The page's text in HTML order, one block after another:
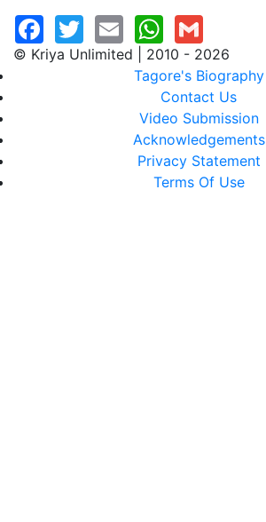
© Kriya Unlimited | 2010 - 2026
Tagore's Biography
Contact Us
Video Submission
Acknowledgements
Privacy Statement
Terms Of Use